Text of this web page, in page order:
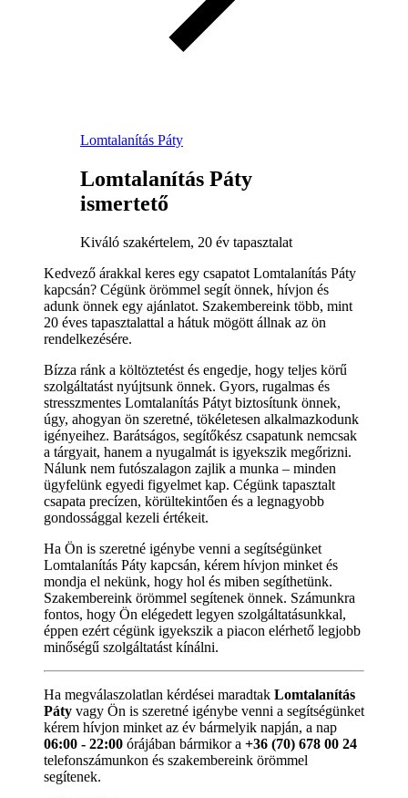
Lomtalanítás Páty
Lomtalanítás Páty
ismertető
Kiváló szakértelem, 20 év tapasztalat
Kedvező árakkal keres egy csapatot Lomtalanítás Páty
kapcsán? Cégünk örömmel segít önnek, hívjon és
adunk önnek egy ajánlatot. Szakembereink több, mint
20 éves tapasztalattal a hátuk mögött állnak az ön
rendelkezésére.
Bízza ránk a költöztetést és engedje, hogy teljes körű
szolgáltatást nyújtsunk önnek. Gyors, rugalmas és
stresszmentes Lomtalanítás Pátyt biztosítunk önnek,
úgy, ahogyan ön szeretné, tökéletesen alkalmazkodunk
igényeihez. Barátságos, segítőkész csapatunk nemcsak
a tárgyait, hanem a nyugalmát is igyekszik megőrizni.
Nálunk nem futószalagon zajlik a munka – minden
ügyfelünk egyedi figyelmet kap. Cégünk tapasztalt
csapata precízen, körültekintően és a legnagyobb
gondossággal kezeli értékeit.
Ha Ön is szeretné igénybe venni a segítségünket
Lomtalanítás Páty kapcsán, kérem hívjon minket és
mondja el nekünk, hogy hol és miben segíthetünk.
Szakembereink örömmel segítenek önnek. Számunkra
fontos, hogy Ön elégedett legyen szolgáltatásunkkal,
éppen ezért cégünk igyekszik a piacon elérhető legjobb
minőségű szolgáltatást kínálni.
Ha megválaszolatlan kérdései maradtak Lomtalanítás
Páty vagy Ön is szeretné igénybe venni a segítségünket
kérem hívjon minket az év bármelyik napján, a nap
06:00 - 22:00 órájában bármikor a +36 (70) 678 00 24
telefonszámunkon és szakembereink örömmel
segítenek.